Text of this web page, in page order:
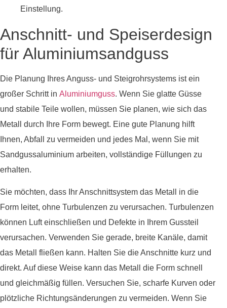
Einstellung.
Anschnitt- und Speiserdesign
für Aluminiumsandguss
Die Planung Ihres Anguss- und Steigrohrsystems ist ein
großer Schritt in Aluminiumguss. Wenn Sie glatte Güsse
und stabile Teile wollen, müssen Sie planen, wie sich das
Metall durch Ihre Form bewegt. Eine gute Planung hilft
Ihnen, Abfall zu vermeiden und jedes Mal, wenn Sie mit
Sandgussaluminium arbeiten, vollständige Füllungen zu
erhalten.
Sie möchten, dass Ihr Anschnittsystem das Metall in die
Form leitet, ohne Turbulenzen zu verursachen. Turbulenzen
können Luft einschließen und Defekte in Ihrem Gussteil
verursachen. Verwenden Sie gerade, breite Kanäle, damit
das Metall fließen kann. Halten Sie die Anschnitte kurz und
direkt. Auf diese Weise kann das Metall die Form schnell
und gleichmäßig füllen. Versuchen Sie, scharfe Kurven oder
plötzliche Richtungsänderungen zu vermeiden. Wenn Sie